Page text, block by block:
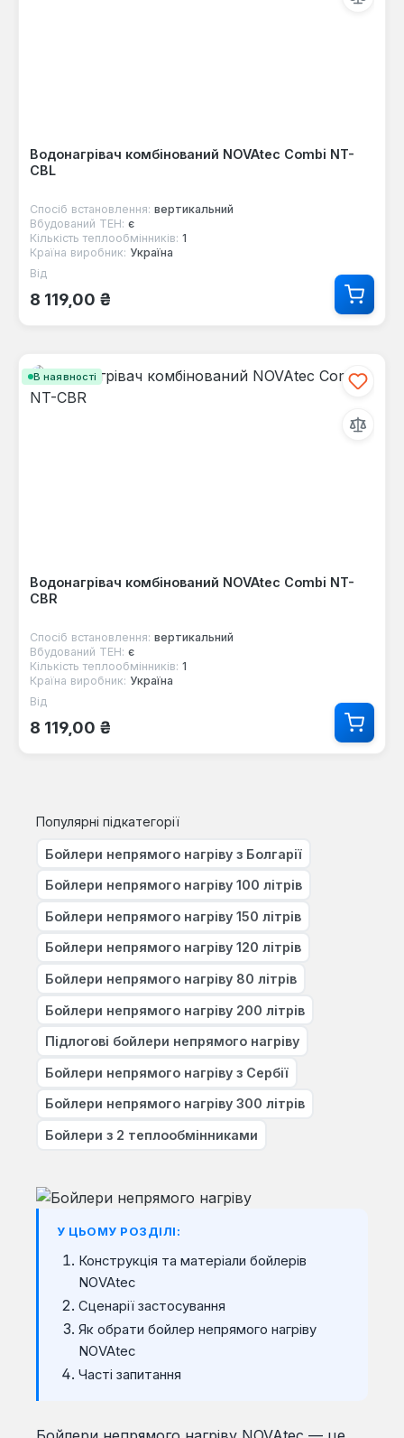
Водонагрівач комбінований NOVAtec Combi NT-
CBL
Спосіб встановлення: вертикальний
Вбудований ТЕН: є
Кількість теплообмінників: 1
Країна виробник: Україна
Звичайна ціна:
Від
8 119,00 ₴
В наявності
Водонагрівач комбінований NOVAtec Combi NT-
CBR
Спосіб встановлення: вертикальний
Вбудований ТЕН: є
Кількість теплообмінників: 1
Країна виробник: Україна
Звичайна ціна:
Від
8 119,00 ₴
Популярні підкатегорії
Бойлери непрямого нагріву з Болгарії
Бойлери непрямого нагріву 100 літрів
Бойлери непрямого нагріву 150 літрів
Бойлери непрямого нагріву 120 літрів
Бойлери непрямого нагріву 80 літрів
Бойлери непрямого нагріву 200 літрів
Підлогові бойлери непрямого нагріву
Бойлери непрямого нагріву з Сербії
Бойлери непрямого нагріву 300 літрів
Бойлери з 2 теплообмінниками
У ЦЬОМУ РОЗДІЛІ:
Конструкція та матеріали бойлерів
NOVAtec
Сценарії застосування
Як обрати бойлер непрямого нагріву
NOVAtec
Часті запитання